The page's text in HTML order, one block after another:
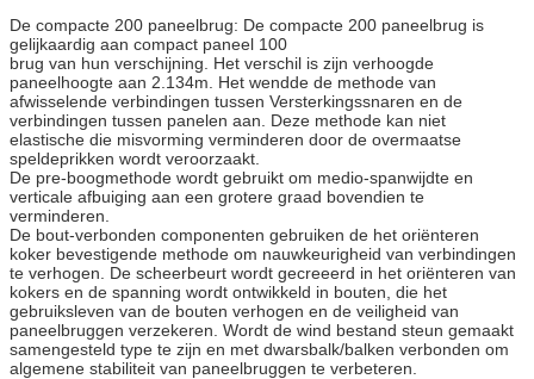
De compacte 200 paneelbrug: De compacte 200 paneelbrug is
gelijkaardig aan compact paneel 100
brug van hun verschijning. Het verschil is zijn verhoogde
paneelhoogte aan 2.134m. Het wendde de methode van
afwisselende verbindingen tussen Versterkingssnaren en de
verbindingen tussen panelen aan. Deze methode kan niet
elastische die misvorming verminderen door de overmaatse
speldeprikken wordt veroorzaakt.
De pre-boogmethode wordt gebruikt om medio-spanwijdte en
verticale afbuiging aan een grotere graad bovendien te
verminderen.
De bout-verbonden componenten gebruiken de het oriënteren
koker bevestigende methode om nauwkeurigheid van verbindingen
te verhogen. De scheerbeurt wordt gecreeerd in het oriënteren van
kokers en de spanning wordt ontwikkeld in bouten, die het
gebruiksleven van de bouten verhogen en de veiligheid van
paneelbruggen verzekeren. Wordt de wind bestand steun gemaakt
samengesteld type te zijn en met dwarsbalk/balken verbonden om
algemene stabiliteit van paneelbruggen te verbeteren.